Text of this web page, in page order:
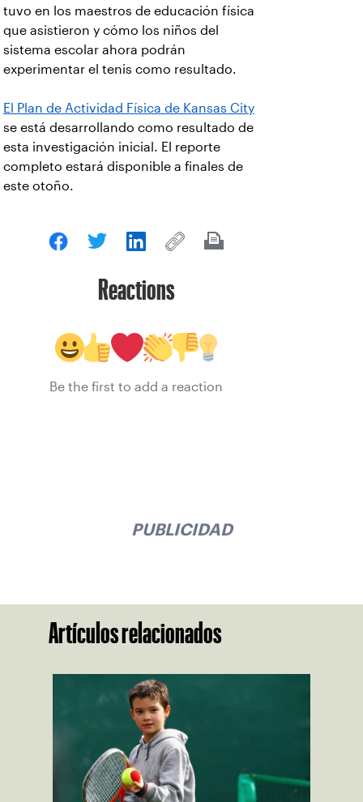
tuvo en los maestros de educación física
que asistieron y cómo los niños del
sistema escolar ahora podrán
experimentar el tenis como resultado.
El Plan de Actividad Física de Kansas City
se está desarrollando como resultado de
esta investigación inicial. El reporte
completo estará disponible a finales de
este otoño.
Reactions
Be the first to add a reaction
PUBLICIDAD
Artículos relacionados